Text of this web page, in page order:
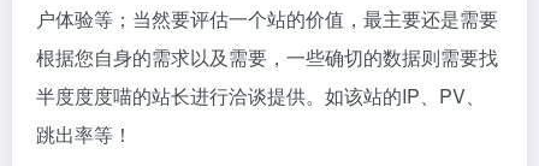
户体验等；当然要评估一个站的价值，最主要还是需要
根据您自身的需求以及需要，一些确切的数据则需要找
半度度度喵的站长进行洽谈提供。如该站的IP、PV、
跳出率等！